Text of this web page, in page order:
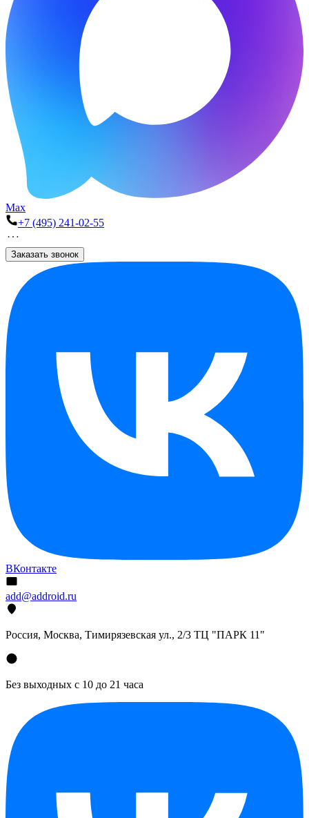
Max
+7 (495) 241-02-55
Заказать звонок
ВКонтакте
add@addroid.ru
Россия, Москва, Тимирязевская ул., 2/3 ТЦ "ПАРК 11"
Без выходных с 10 до 21 часа